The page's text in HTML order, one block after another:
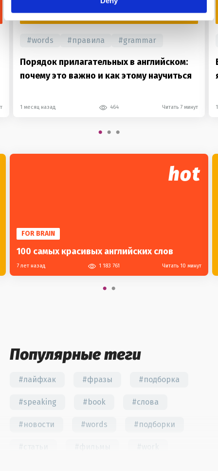
FOR USE
#words #правила #grammar
Порядок прилагательных в английском:
почему это важно и как этому научиться
1 месяц назад 464 Читать 7 минут
hot
FOR BRAIN
100 самых красивых английских слов
7 лет назад 1 183 761 Читать 10 минут
Популярные теги
#лайфхак #фразы #подборка
#speaking #book #слова
#новости #words #подборки